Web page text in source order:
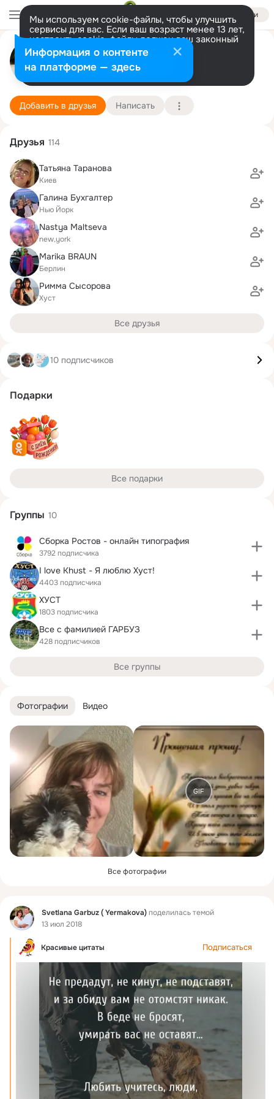
Войти
Мы используем cookie-файлы, чтобы улучшить
сервисы для вас. Если ваш возраст менее 13 лет,
настроить cookie-файлы должен ваш законный
представитель. Больше информации
Разрешить все Настроить
Svetlana Garbuz ( Yermakova)
New York 24 марта (58 лет)
Подробнее
Добавить в друзья Написать
Фотографии Видео
GIF
Все фотографии
Фид Svetlana Garbuz ( Yermakova)поделилась темой
13 июл 2018
Красивые цитаты Подписаться
Друзья 114
Татьяна Таранова
Киев
Галина Бухгалтер
Нью Йорк
Nastya Maltseva
new,york
Marika BRAUN
Берлин
Римма Сысорова
Хуст
Все друзья
10 подписчиков
Подарки
Все подарки
Группы 10
Сборка Ростов - онлайн типография
3792 подписчика
I love Khust - Я люблю Хуст!
4403 подписчика
ХУСТ
1803 подписчика
Все с фамилией ГАРБУЗ
428 подписчиков
Все группы
Информация о контенте
на платформе — здесь